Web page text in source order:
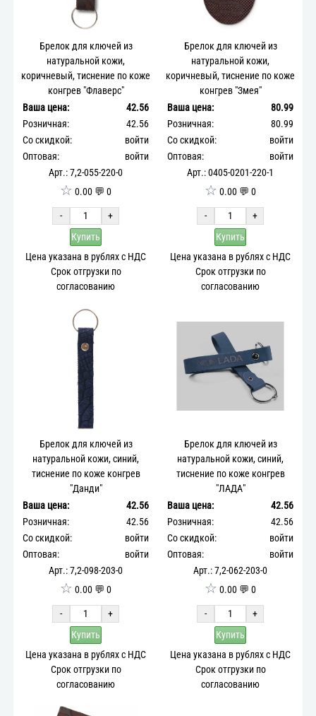
Брелок для ключей из
натуральной кожи,
коричневый, тиснение по коже
конгрев "Флаверс"
Ваша цена:
42.56
Розничная:
42.56
Со скидкой:
войти
Оптовая:
войти
Арт.: 7,2-055-220-0
☆ 0.00 💬 0
-
+
Купить
Цена указана в рублях с НДС
Срок отгрузки по
согласованию
Брелок для ключей из
натуральной кожи,
коричневый, тиснение по коже
конгрев "Змея"
Ваша цена:
80.99
Розничная:
80.99
Со скидкой:
войти
Оптовая:
войти
Арт.: 0405-0201-220-1
☆ 0.00 💬 0
-
+
Купить
Цена указана в рублях с НДС
Срок отгрузки по
согласованию
Брелок для ключей из
натуральной кожи, синий,
тиснение по коже конгрев
"Данди"
Ваша цена:
42.56
Розничная:
42.56
Со скидкой:
войти
Оптовая:
войти
Арт.: 7,2-098-203-0
☆ 0.00 💬 0
-
+
Купить
Цена указана в рублях с НДС
Срок отгрузки по
согласованию
Брелок для ключей из
натуральной кожи, синий,
тиснение по коже конгрев
"ЛАДА"
Ваша цена:
42.56
Розничная:
42.56
Со скидкой:
войти
Оптовая:
войти
Арт.: 7,2-062-203-0
☆ 0.00 💬 0
-
+
Купить
Цена указана в рублях с НДС
Срок отгрузки по
согласованию